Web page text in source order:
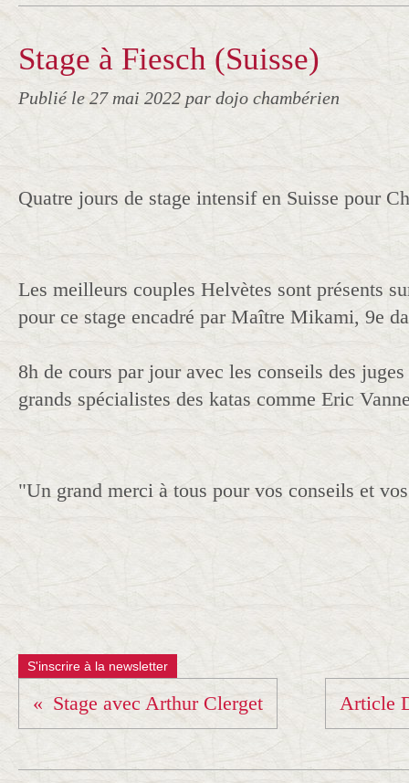
Stage à Fiesch (Suisse)
Publié le 27 mai 2022 par dojo chambérien
Quatre jours de stage intensif en Suisse pour
Les meilleurs couples Helvètes sont présents
pour ce stage encadré par Maître Mikami, 9e
8h de cours par jour avec les conseils des
grands spécialistes des katas comme Eric
"Un grand merci à tous pour vos conseils et
S'inscrire à la newsletter
Stage avec Arthur Clerget Article